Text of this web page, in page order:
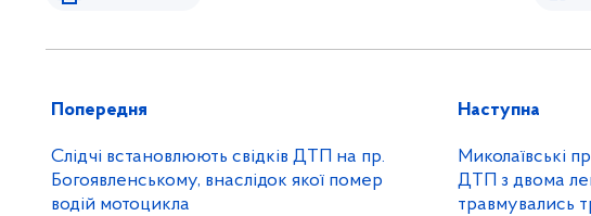
Попередня
Слідчі встановлюють свідків ДТП на пр.
Богоявленському, внаслідок якої помер
водій мотоцикла
Наступна
Миколаївські
ДТП з двома
травмувались